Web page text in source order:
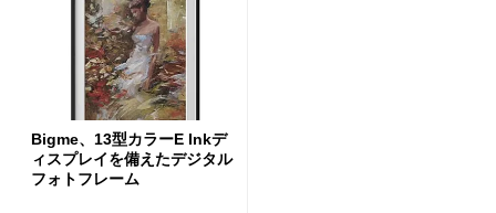
Bigme、13型カラーE Inkデ
ィスプレイを備えたデジタル
フォトフレーム